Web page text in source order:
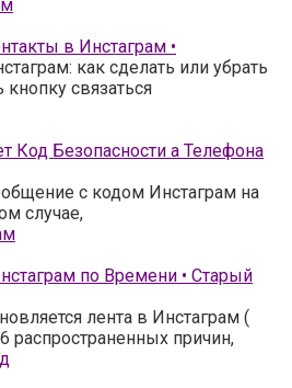
в Инстаграм •
как сделать или убрать
кнопку связаться
Код Безопасности а Телефона
с кодом Инстаграм на
случае,
по Времени • Старый
лента в Инстаграм (
распространенных причин,